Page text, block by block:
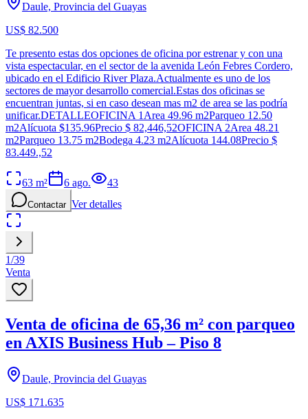
Daule, Provincia del Guayas
US$ 82.500
Te presento estas dos opciones de oficina por estrenar y con una
vista espectacular, en el sector de la avenida León Febres Cordero,
ubicado en el Edificio River Plaza.Actualmente es uno de los
sectores de mayor desarrollo comercial.Estas dos oficinas se
encuentran juntas, si en caso desean mas m2 de area se las podría
unificar.DETALLEOFICINA 1Area 49.96 m2Parqueo 12.50
m2Alícuota $135.96Precio $ 82,446,52OFICINA 2Area 48.21
m2Parqueo 13.75 m2Bodega 4.23 m2Alícuota 144.08Precio $
83.449.,52
63 m² 6 ago. 43
Contactar Ver detalles
1/39
Venta
Venta de oficina de 65,36 m² con parqueo
en AXIS Business Hub – Piso 8
Daule, Provincia del Guayas
US$ 171.635